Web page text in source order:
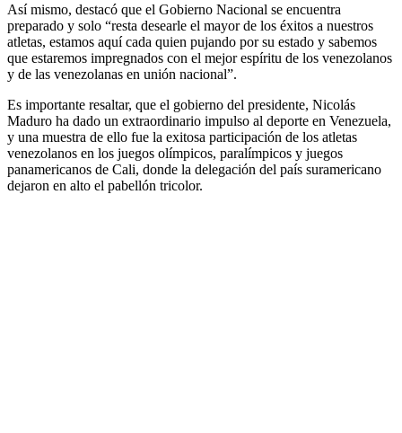
Así mismo, destacó que el Gobierno Nacional se encuentra
preparado y solo “resta desearle el mayor de los éxitos a nuestros
atletas, estamos aquí cada quien pujando por su estado y sabemos
que estaremos impregnados con el mejor espíritu de los venezolanos
y de las venezolanas en unión nacional”.
Es importante resaltar, que el gobierno del presidente, Nicolás
Maduro ha dado un extraordinario impulso al deporte en Venezuela,
y una muestra de ello fue la exitosa participación de los atletas
venezolanos en los juegos olímpicos, paralímpicos y juegos
panamericanos de Cali, donde la delegación del país suramericano
dejaron en alto el pabellón tricolor.